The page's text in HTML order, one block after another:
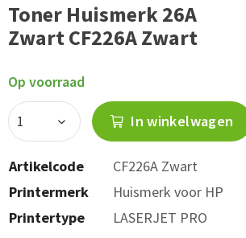
Toner Huismerk 26A
Zwart CF226A Zwart
Op voorraad
In winkelwagen
Artikelcode
CF226A Zwart
Printermerk
Huismerk voor HP
Printertype
LASERJET PRO